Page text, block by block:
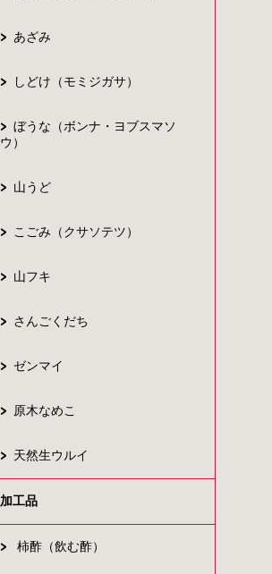
あざみ
しどけ（モミジガサ）
ぼうな（ボンナ・ヨブスマソ
ウ）
山うど
こごみ（クサソテツ）
山フキ
さんごくだち
ゼンマイ
原木なめこ
天然生ウルイ
加工品
柿酢（飲む酢）